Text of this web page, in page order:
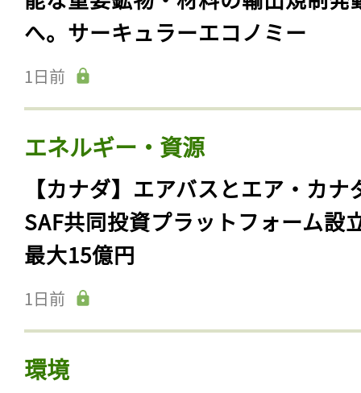
へ。サーキュラーエコノミー
1日前
エネルギー・資源
【カナダ】エアバスとエア・カナ
SAF共同投資プラットフォーム設
最大15億円
1日前
環境